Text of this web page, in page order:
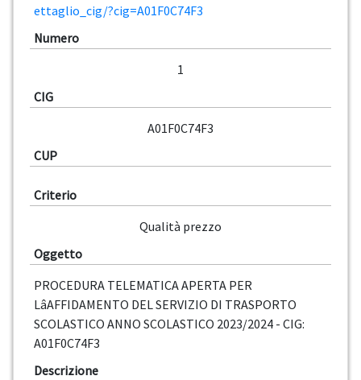
ettaglio_cig/?cig=A01F0C74F3
Numero
1
CIG
A01F0C74F3
CUP
Criterio
Qualità prezzo
Oggetto
PROCEDURA TELEMATICA APERTA PER
LâAFFIDAMENTO DEL SERVIZIO DI TRASPORTO
SCOLASTICO ANNO SCOLASTICO 2023/2024 - CIG:
A01F0C74F3
Descrizione